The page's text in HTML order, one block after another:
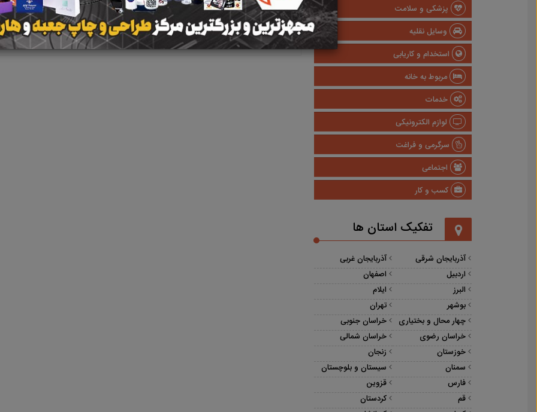
پزشکی و سلامت
وسایل نقلیه
استخدام و کاریابی
مربوط به خانه
خدمات
لوازم الکترونیکی
سرگرمی و فراغت
اجتماعی
کسب و کار
تفکیک استان ها
آذربایجان شرقی
آذربایجان غربی
اردبیل
اصفهان
البرز
ایلام
بوشهر
تهران
چهار محال و بختیاری
خراسان جنوبی
خراسان رضوی
خراسان شمالی
خوزستان
زنجان
سمنان
سیستان و بلوچستان
فارس
قزوین
قم
کردستان